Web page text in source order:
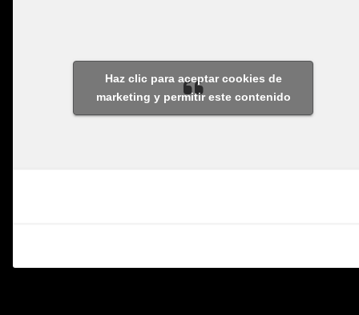
Haz clic para aceptar cookies de
marketing y permitir este contenido